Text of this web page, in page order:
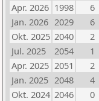
Apr. 2026 1998 6
Jan. 2026 2029 6
Okt. 2025 2040 2
Jul. 2025
2054 1
Apr. 2025 2051 2
Jan. 2025 2048 4
Okt. 2024 2046 0